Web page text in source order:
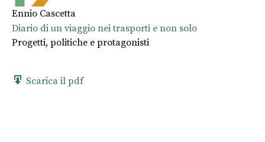
Ennio Cascetta
Diario di un viaggio nei trasporti e non solo
Progetti, politiche e protagonisti
Scarica il pdf